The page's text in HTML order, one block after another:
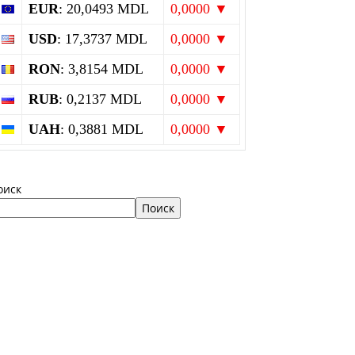
EUR: 20,0493 MDL
0,0000 ▼
USD: 17,3737 MDL
0,0000 ▼
RON: 3,8154 MDL
0,0000 ▼
RUB: 0,2137 MDL
0,0000 ▼
UAH: 0,3881 MDL 0,0000 ▼
Поиск